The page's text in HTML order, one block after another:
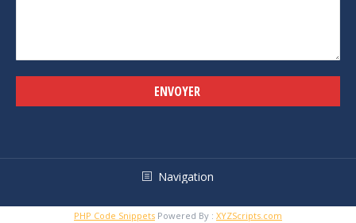
Navigation
PHP Code Snippets Powered By : XYZScripts.com